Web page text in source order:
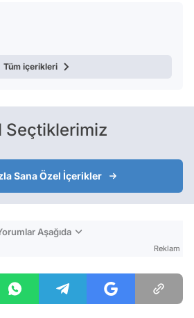
Tüm içerikleri
Seçtiklerimiz
Sana Özel İçerikler
Aşağıda
Reklam